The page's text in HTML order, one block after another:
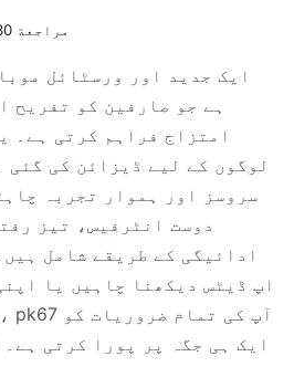
125430 مراجعة
ہے جو صارفین کو تفریح
امتزاج فراہم کرتی ہے۔
لوگوں کے لیے ڈیزائن کی گئی
سروسز اور ہموار تجربہ
دوست انٹرفیس، تیز
ادائیگی کے طریقے شامل
اپ ڈیٹس دیکھنا چاہیں یا
ایک ہی جگہ پر پورا کرتی